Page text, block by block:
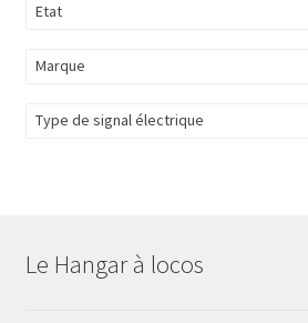
Etat
Marque
Type de signal électrique
Le Hangar à locos